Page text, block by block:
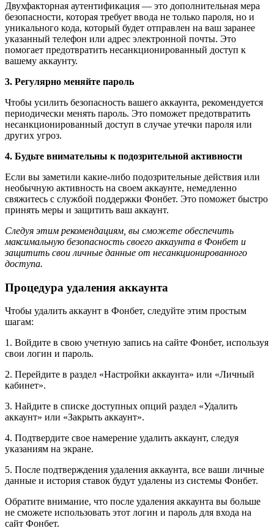
Двухфакторная аутентификация — это дополнительная мера
безопасности, которая требует ввода не только пароля, но и
уникального кода, который будет отправлен на ваш заранее
указанный телефон или адрес электронной почты. Это
помогает предотвратить несанкционированный доступ к
вашему аккаунту.
3. Регулярно меняйте пароль
Чтобы усилить безопасность вашего аккаунта, рекомендуется
периодически менять пароль. Это поможет предотвратить
несанкционированный доступ в случае утечки пароля или
других угроз.
4. Будьте внимательны к подозрительной активности
Если вы заметили какие-либо подозрительные действия или
необычную активность на своем аккаунте, немедленно
свяжитесь с службой поддержки Фонбет. Это поможет быстро
принять меры и защитить ваш аккаунт.
Следуя этим рекомендациям, вы сможете обеспечить
максимальную безопасность своего аккаунта в Фонбет и
защитить свои личные данные от несанкционированного
доступа.
Процедура удаления аккаунта
Чтобы удалить аккаунт в Фонбет, следуйте этим простым
шагам:
1. Войдите в свою учетную запись на сайте Фонбет, используя
свои логин и пароль.
2. Перейдите в раздел «Настройки аккаунта» или «Личный
кабинет».
3. Найдите в списке доступных опций раздел «Удалить
аккаунт» или «Закрыть аккаунт».
4. Подтвердите свое намерение удалить аккаунт, следуя
указаниям на экране.
5. После подтверждения удаления аккаунта, все ваши личные
данные и история ставок будут удалены из системы Фонбет.
Обратите внимание, что после удаления аккаунта вы больше
не сможете использовать этот логин и пароль для входа на
сайт Фонбет.